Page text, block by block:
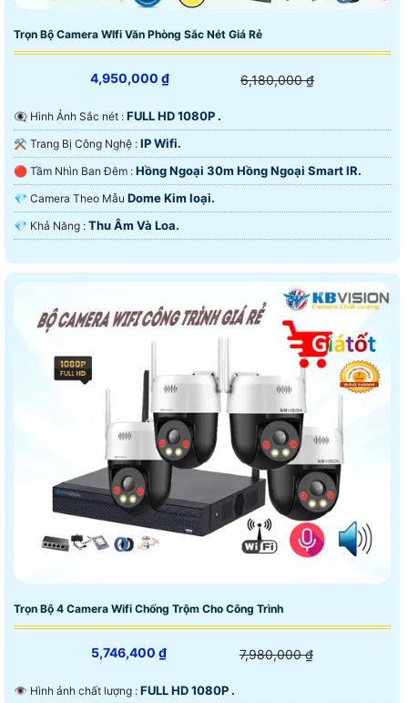
Trọn Bộ Camera WIfi Văn Phòng Sắc Nét Giá Rẻ
4,950,000 ₫ 6,180,000 ₫
👁️‍🗨 Hình Ảnh Sắc nét : FULL HD 1080P .
⚒ Trang Bị Công Nghệ : IP Wifi.
🔴 Tầm Nhìn Ban Đêm : Hồng Ngoại 30m Hồng Ngoại Smart IR.
💎 Camera Theo Mẫu Dome Kim loại.
️💎 Khả Năng : Thu Âm Và Loa.
Trọn Bộ 4 Camera Wifi Chống Trộm Cho Công Trình
5,746,400 ₫ 7,980,000 ₫
👁 Hình ảnh chất lượng : FULL HD 1080P .